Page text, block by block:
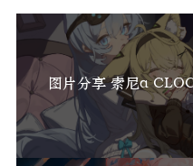
图片分享 索尼α